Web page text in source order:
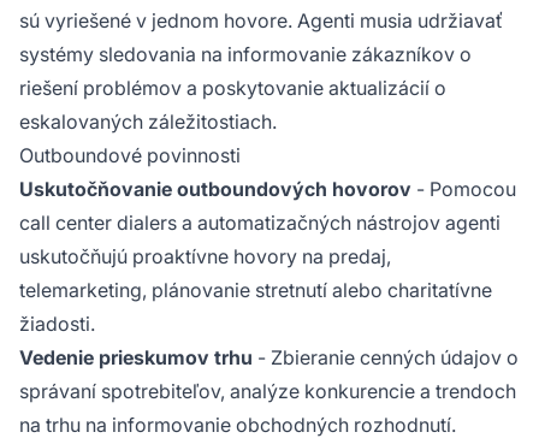
sú vyriešené v jednom hovore. Agenti musia udržiavať
systémy sledovania na informovanie zákazníkov o
riešení problémov a poskytovanie aktualizácií o
eskalovaných záležitostiach.
Outboundové povinnosti
Uskutočňovanie outboundových hovorov - Pomocou
call center dialers a automatizačných nástrojov agenti
uskutočňujú proaktívne hovory na predaj,
telemarketing, plánovanie stretnutí alebo charitatívne
žiadosti.
Vedenie prieskumov trhu - Zbieranie cenných údajov o
správaní spotrebiteľov, analýze konkurencie a trendoch
na trhu na informovanie obchodných rozhodnutí.